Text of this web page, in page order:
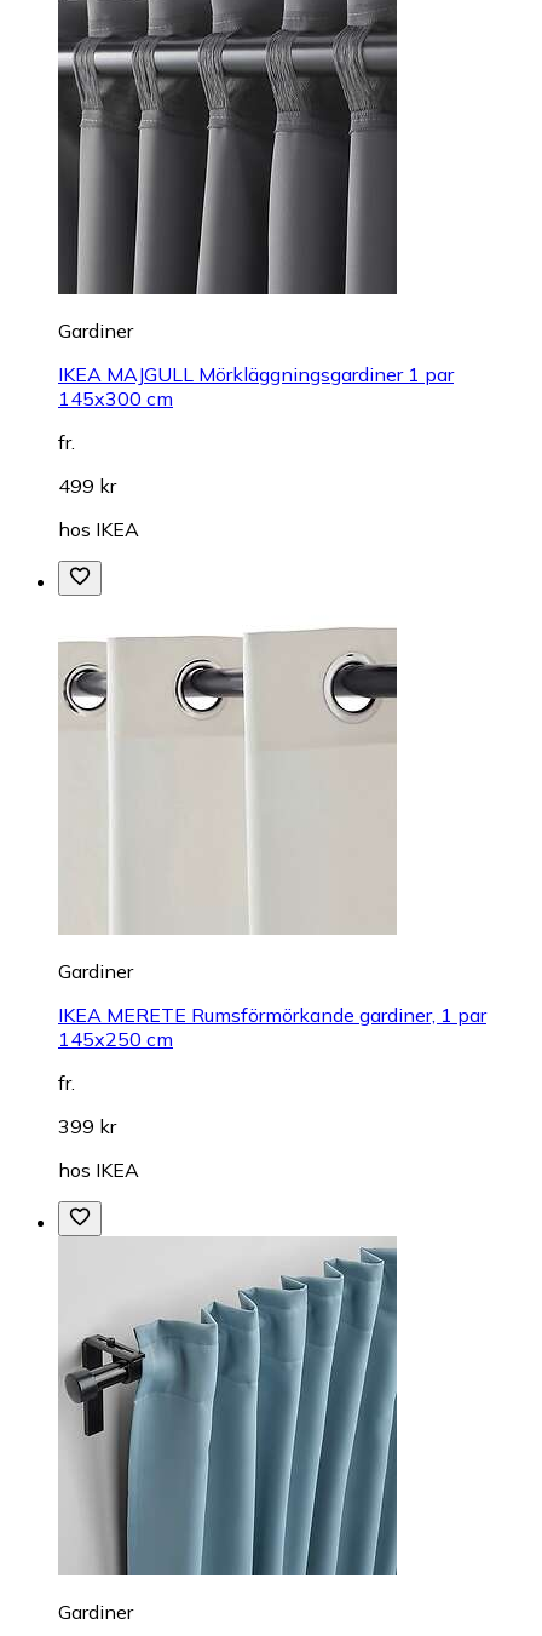
Gardiner
IKEA MAJGULL Mörkläggningsgardiner 1 par
145x300 cm
fr.
499 kr
hos IKEA
Gardiner
IKEA MERETE Rumsförmörkande gardiner, 1 par
145x250 cm
fr.
399 kr
hos IKEA
Gardiner